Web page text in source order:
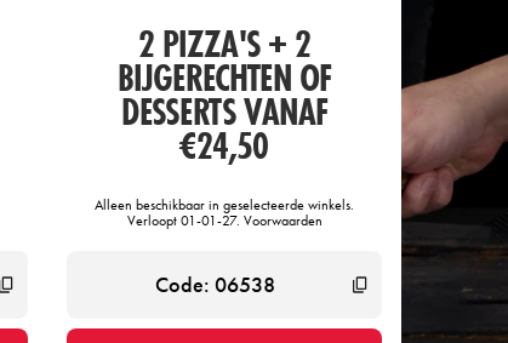
2 PIZZA'S + 2
BIJGERECHTEN OF
DESSERTS VANAF
€24,50
Alleen beschikbaar in geselecteerde winkels.
Verloopt 01-01-27. Voorwaarden